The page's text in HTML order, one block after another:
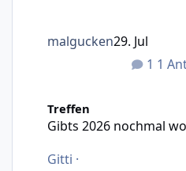
1
malgucken29. Jul
Treffen
Gibts 2026 nochmal
Gitti ·